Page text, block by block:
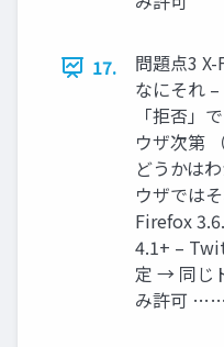
17.
問題点3
なにそれ
「拒否」
ウザ次第
どうかは
ウザでは
Firefox
4.1+ –
定 → 同じ
み許可